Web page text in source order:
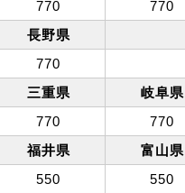
770 770
長野県
770
三重県 岐阜県
770 770
福井県
富山県
550 550